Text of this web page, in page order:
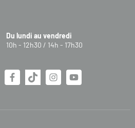
Du lundi au vendredi
10h - 12h30 / 14h - 17h30